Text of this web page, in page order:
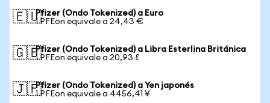
🇪🇺Pfizer (Ondo Tokenized) a Euro
1 PFEon equivale a 24,43 €
🇬🇧Pfizer (Ondo Tokenized) a Libra Esterlina Británica
1 PFEon equivale a 20,93 £
🇯🇵Pfizer (Ondo Tokenized) a Yen japonés
1 PFEon equivale a 4456,41 ¥